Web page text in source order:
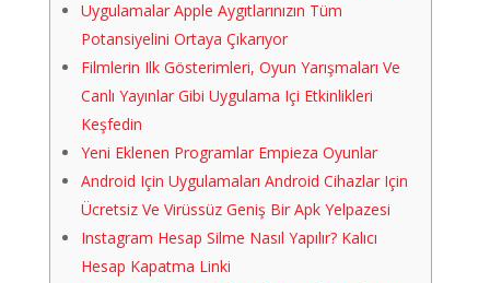
Uygulamalar Apple Aygıtlarınızın Tüm
Potansiyelini Ortaya Çıkarıyor
Filmlerin Ilk Gösterimleri, Oyun Yarışmaları Ve
Canlı Yayınlar Gibi Uygulama Içi Etkinlikleri
Keşfedin
Yeni Eklenen Programlar Empieza Oyunlar
Android Için Uygulamaları Android Cihazlar Için
Ücretsiz Ve Virüssüz Geniş Bir Apk Yelpazesi
Instagram Hesap Silme Nasıl Yapılır? Kalıcı
Hesap Kapatma Linki